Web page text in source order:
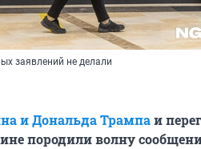
заявлений не делали
и Дональда Трампаи
породили волну